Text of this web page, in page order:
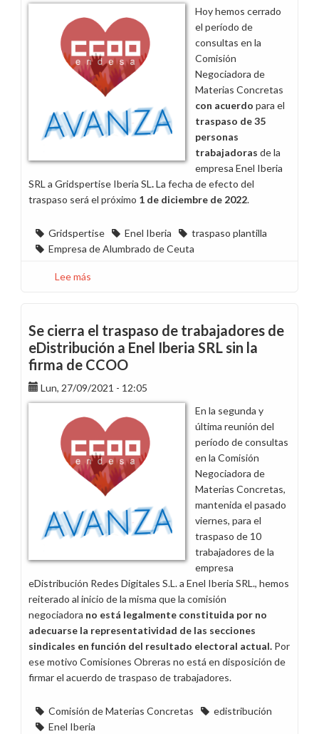
empresas
del
Grupo
Endesa
Hoy hemos cerrado
el período de
consultas en la
Comisión
Negociadora de
Materias Concretas
con acuerdo para el
traspaso de 35
personas
trabajadoras de la
empresa Enel Iberia
SRL a Gridspertise Iberia SL .La fecha de efecto del
traspaso será el próximo 1 de diciembre de 2022.
Gridspertise Enel Iberia
traspaso plantilla
Empresa de Alumbrado de Ceuta
Lee más
traspasar
35
trabajadores
de
Enel
Iberia
SRL
la
nueva
empresa
Gridspertise
Iberia
SL
Se cierra el traspaso de trabajadores de
eDistribución a Enel Iberia SRL sin la
firma de CCOO
Lun, 27/09/2021 - 12:05
En la segunda y
última reunión del
período de consultas
en la Comisión
Negociadora de
Materias Concretas,
mantenida el pasado
viernes, para el
traspaso de 10
trabajadores de la
empresa
eDistribución Redes Digitales S.L. a Enel Iberia SRL., hemos
reiterado al inicio de la misma que la comisión
negociadora no está legalmente constituida por no
adecuarse la representatividad de las secciones
sindicales en función del resultado electoral actual. Por
ese motivo Comisiones Obreras no está en disposición de
firmar el acuerdo de traspaso de trabajadores.
Comisión de Materias Concretas
edistribución
Enel Iberia